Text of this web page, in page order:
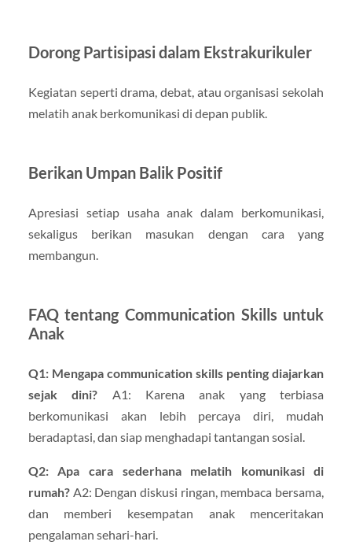
Dorong Partisipasi dalam Ekstrakurikuler
Kegiatan seperti drama, debat, atau organisasi sekolah
melatih anak berkomunikasi di depan publik.
Berikan Umpan Balik Positif
Apresiasi setiap usaha anak dalam berkomunikasi,
sekaligus berikan masukan dengan cara yang
membangun.
FAQ tentang Communication Skills untuk
Anak
Q1: Mengapa communication skills penting diajarkan
sejak dini? A1: Karena anak yang terbiasa
berkomunikasi akan lebih percaya diri, mudah
beradaptasi, dan siap menghadapi tantangan sosial.
Q2: Apa cara sederhana melatih komunikasi di
rumah?A2: Dengan diskusi ringan, membaca bersama,
dan memberi kesempatan anak menceritakan
pengalaman sehari-hari.